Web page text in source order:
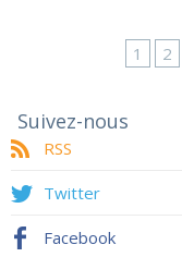
1 2
Suivez-nous
RSS
Twitter
Facebook